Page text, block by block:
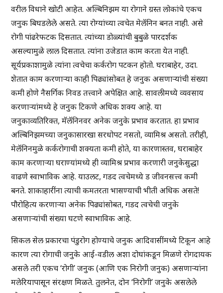
वरील विधाने खोटी आहेत. अल्बिनिझम या रोगाने ग्रस्त लोकांचे एकच
जनुक बिघडलेले असते. त्या रोग्यांच्या त्वचेत मेलॅनिन बनत नाही. असे
रोगी पांढरेफटक दिसतात. त्यांच्या डोळ्यांची बुबुळे पारदर्शक
असल्यामुळे लाल दिसतात. त्यांना उजेडात काम करता येत नाही.
सूर्यप्रकाशामुळे त्यांना त्वचेचा कर्करोग पटकन होतो. घराबाहेर, उदा.
शेतात काम करणाऱ्या काही पिढ्यांसोबत हे जनुक असणाऱ्यांची संख्या
कमी होणे नैसर्गिक निवड तत्त्वाने अपेक्षित आहे. सावलीमध्ये व्यवसाय
करणाऱ्यांमध्ये हे जनुक टिकणे अधिक शक्य आहे. या
जनुकाव्यतिरिक्त, मॅलॅनिनवर अनेक जनुके प्रभाव करतात. हा प्रभाव
अल्बिनिझमच्या जनुकासारखा सरधोपट नसतो, व्यामिश्र असतो. तरीही,
मेलॅनिनमुळे कर्करोगाची शक्यता कमी होते, या कारणास्तव, घराबाहेर
काम करणाऱ्या घराण्यांमध्ये ही व्यामिश्र प्रभाव करणारी जनुकेसुद्धा
वाढणे स्वाभाविक आहे. याउलट, गडद त्वचेमध्ये ड जीवनसत्त्व कमी
बनते. शाकाहारींना त्याची कमतरता भासण्याची भीती अधिक असते!
पौरोहित्य करणाऱ्या अनेक पिढ्यांसोबत, गडद त्वचेची जनुके
असणाऱ्यांची संख्या घटणे स्वाभाविक आहे.
सिकल सेल प्रकारचा पंडुरोग होण्याचे जनुक आदिवासींमध्ये टिकून आहे
कारण त्या रोगाची जनुके आई-वडील अशा दोघांकडून मिळणे रोगदायक
असले तरी एकच ‘रोगी’ जनुक (आणि एक निरोगी जनुक) असणाऱ्यांना
मलेरियापासून संरक्षण मिळते. तुलनेत, दोन ‘निरोगी’ जनुके असलेले